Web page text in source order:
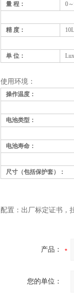
量 程： 0
精 度：
单 位：
使用环境：
操作温度：
电池类型：
电池寿命：
尺寸（包括保护套）：
配置：出厂标定证书，
产品：
您的单位：